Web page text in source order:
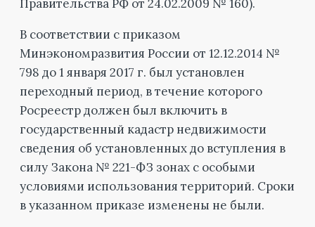
Правительства РФ от 24.02.2009 № 160).
В соответствии с приказом
Минэкономразвития России от 12.12.2014 №
798 до 1 января 2017 г. был установлен
переходный период, в течение которого
Росреестр должен был включить в
государственный кадастр недвижимости
сведения об установленных до вступления в
силу Закона № 221-ФЗ зонах с особыми
условиями использования территорий. Сроки
в указанном приказе изменены не были.